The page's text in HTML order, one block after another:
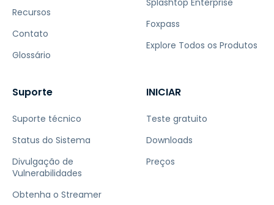
Recursos
Contato
Glossário
Foxpass
Explore Todos os Produtos
Suporte
Suporte técnico
Status do Sistema
Divulgação de
Vulnerabilidades
Obtenha o Streamer
INICIAR
Teste gratuito
Downloads
Preços